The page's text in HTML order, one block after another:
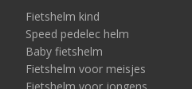
Fietshelm kind
Speed pedelec helm
Baby fietshelm
Fietshelm voor meisjes